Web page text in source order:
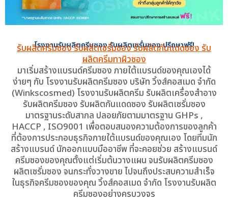
โรงงานรับผลิตครีมซอง รับผลิตเซรั่มซอง ปรึกษาฟรี!
รับผลิตครีมซอง รับผลิตเซรั่มซอง รับผลิตกันแดดซอง รับ
ผลิตครีมทาผิวซอง
มาเริ่มสร้างแบรนด์ครีมซอง ภายใต้แบรนด์ของคุณเองได้
ง่ายๆ กับ โรงงานรับผลิตครีมซอง บริษัท วิ้งส์คอสเมด จำกัด
(Winkscosmed) โรงงานรับผลิตครีม รับผลิตเครื่องสำอาง
รับผลิตครีมซอง รับผลิตกันแดดซอง รับผลิตเซรั่มซอง
มาตรฐานระดับสากล ปลอยภัยตามมาตรฐาน GHPs ,
HACCP , ISO9001 เพื่อตอบสนองความต้องการของลูกค้า
ที่ต้องการประกอบธุรกิจภายใต้แบรนด์ของคุณเอง โดยทีมนัก
สร้างแบรนด์ นักออกแบบมืออาชีพ ที่จะคอยช่วย สร้างแบรนด์
ครีมซองของคุณตั้งแต่เริ่มต้นวางแผน จนรับผลิตครีมซอง
ผลิตเซรั่มซอง จนกระทั่งวางขาย ไปจนถึงประสบความสำเร็จ
ในธุรกิจครีมซองของคุณ วิ้งส์คอสเมด จำกัด โรงงานรับผลิต
ครีมซองอย่างครบวงจร